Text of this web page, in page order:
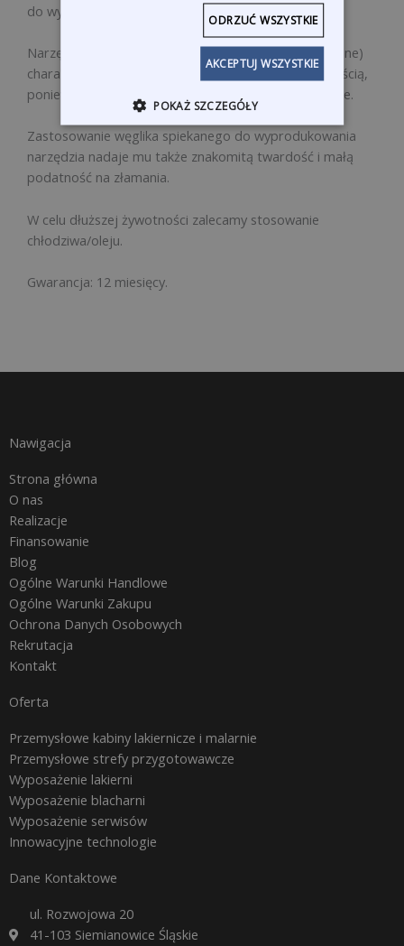
do wysokowydajnej obróbki skrawaniem.
Narzędzia wykonane z materiału VHM (węgliki spiekane)
charakteryzują się niezawodnością i wysoką wydajnością,
ponieważ posiadają bardzo dużą odporność na tarcie.
Zastosowanie węglika spiekanego do wyprodukowania
narzędzia nadaje mu także znakomitą twardość i małą
podatność na złamania.
W celu dłuższej żywotności zalecamy stosowanie
chłodziwa/oleju.
Gwarancja: 12 miesięcy.
Nawigacja
Strona główna
O nas
Realizacje
Finansowanie
Blog
Ogólne Warunki Handlowe
Ogólne Warunki Zakupu
Ochrona Danych Osobowych
Rekrutacja
Kontakt
Oferta
Przemysłowe kabiny lakiernicze i malarnie
Przemysłowe strefy przygotowawcze
Wyposażenie lakierni
Wyposażenie blacharni
Wyposażenie serwisów
Innowacyjne technologie
Dane Kontaktowe
ul. Rozwojowa 20
41-103 Siemianowice Śląskie
AKCEPTUJ WSZYSTKIE
ODRZUĆ WSZYSTKIE
POKAŻ SZCZEGÓŁY